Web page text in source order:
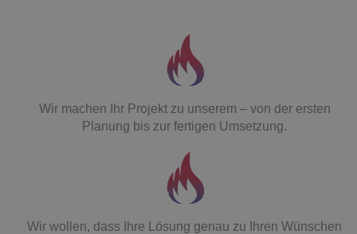
Wir machen Ihr Projekt zu unserem – von der ersten
Planung bis zur fertigen Umsetzung.
Wir wollen, dass Ihre Lösung genau zu Ihren Wünschen